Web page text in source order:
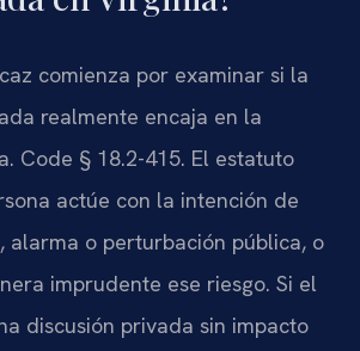
comienza por examinar si la
realmente encaja en la
Code § 18.2-415. El estatuto
actúe con la intención de
alarma o perturbación pública, o
imprudente ese riesgo. Si el
discusión privada sin impacto